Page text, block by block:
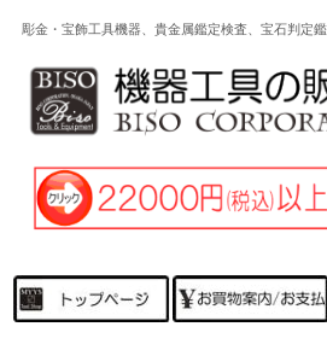
彫金・宝飾工具機器、貴金属鑑定検査、宝石判定